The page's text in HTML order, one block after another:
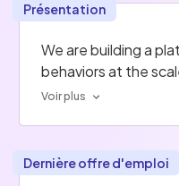
Présentation
We are building a
behaviors at the
Voir plus
Dernière offre d'emploi